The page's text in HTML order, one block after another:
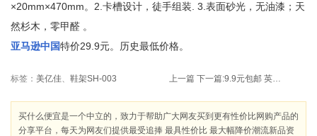
×20mm×470mm。2.卡槽设计，徒手组装. 3.表面砂光，无油漆；天
然杉木，零甲醛 。
亚马逊中国特价29.9元。历史最低价格。
标签： 美亿佳、 鞋架SH-003 上一篇 下一篇: 9.9元包邮 英特曼 ETM02C 三位带开关多用插座 1.5米
买什么便宜是一个中立的，致力于帮助广大网友买到更有性价比网购产品的
分享平台，每天为网友们提供最受追捧 最具性价比 最大幅降价潮流新品资